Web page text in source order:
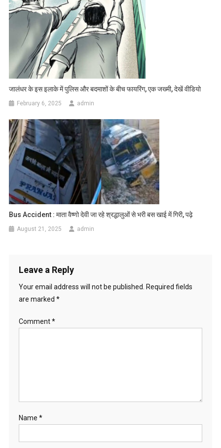
जालंधर के इस इलाके में पुलिस और बदमाशों के बीच फायरिंग, एक जख्मी, देखें वीडियो
February 6, 2025 admin
Bus Accident : माता वैष्णो देवी जा रहे श्रद्धालुओं से भरी बस खाई में गिरी, पढ़े
August 21, 2025 admin
Leave a Reply
Your email address will not be published. Required fields
are marked *
Comment*
Name *